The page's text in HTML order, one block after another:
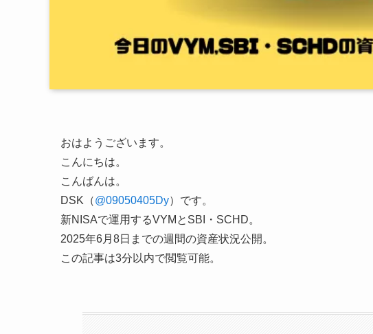
おはようございます。
こんにちは。
こんばんは。
DSK（@09050405Dy）です。
新NISAで運用するVYMとSBI・SCHD。
2025年6月8日までの週間の資産状況公開。
この記事は3分以内で閲覧可能。